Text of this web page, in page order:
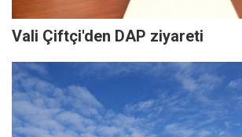
Vali Çiftçi'den DAP ziyareti